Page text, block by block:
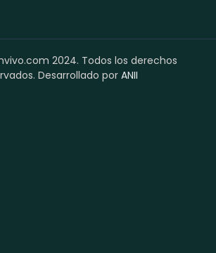
2024. Todos los derechos
Desarrollado por ANII